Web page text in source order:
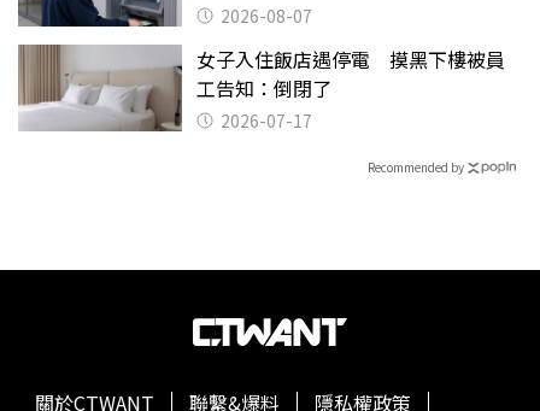
2026-08-07
女子入住飯店遇停電 摸黑下樓被員
工告知：倒閉了
2026-07-17
Recommended by
關於CTWANT 聯繫&爆料 隱私權政策